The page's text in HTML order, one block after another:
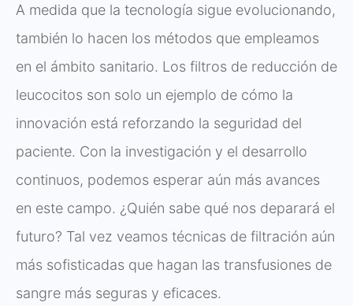
A medida que la tecnología sigue evolucionando,
también lo hacen los métodos que empleamos
en el ámbito sanitario. Los filtros de reducción de
leucocitos son solo un ejemplo de cómo la
innovación está reforzando la seguridad del
paciente. Con la investigación y el desarrollo
continuos, podemos esperar aún más avances
en este campo. ¿Quién sabe qué nos deparará el
futuro? Tal vez veamos técnicas de filtración aún
más sofisticadas que hagan las transfusiones de
sangre más seguras y eficaces.